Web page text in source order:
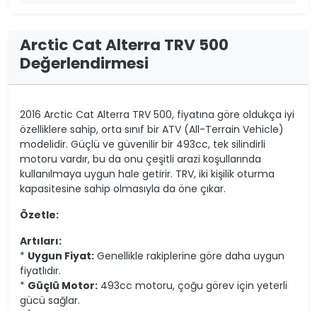
Arctic Cat Alterra TRV 500
Değerlendirmesi
2016 Arctic Cat Alterra TRV 500, fiyatına göre oldukça iyi
özelliklere sahip, orta sınıf bir ATV (All-Terrain Vehicle)
modelidir. Güçlü ve güvenilir bir 493cc, tek silindirli
motoru vardır, bu da onu çeşitli arazi koşullarında
kullanılmaya uygun hale getirir. TRV, iki kişilik oturma
kapasitesine sahip olmasıyla da öne çıkar.
Özetle:
Artıları:
* Uygun Fiyat: Genellikle rakiplerine göre daha uygun
fiyatlıdır.
* Güçlü Motor: 493cc motoru, çoğu görev için yeterli
gücü sağlar.